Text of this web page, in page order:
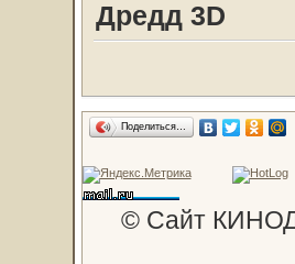
Дредд 3D
Поделиться…
© Сайт